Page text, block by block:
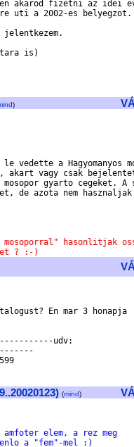
akarod fizetni az idei
uti a 2002-es belyegzot.
is)
)
vedette a Hagyomanyos
vagy csak
mosopor gyarto cegeket.
de azota nem hasznaljak
mosoporral" hasonlitjak
? :-)
En mar 3 honapja
udv:
(mind)
elem, a rez meg
a "fem"-mel :)